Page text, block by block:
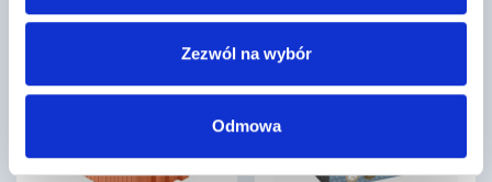
Zezwól na wybór
Odmowa